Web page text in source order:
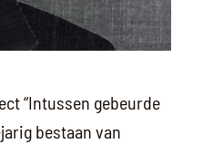
“Intussen gebeurde
bestaan van